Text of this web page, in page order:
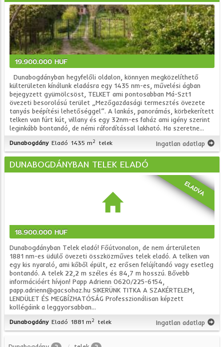
19.900.000 HUF
Dunabogdányban hegyfelőli oldalon, könnyen megközelíthető
külterületen kínálunk eladásra egy 1435 nm-es, művelési ágban
bejegyzett gyümölcsöst, TELKET ami pontosabban Má-Szt1
övezeti besorolású terület „Mezőgazdasági termesztés övezete
tanyás beépítési lehetőséggel”. A lankás, panorámás, körbekerített
telken van fúrt kút, villany és egy 32nm-es faház ami igény szerint
leginkább bontandó, de némi ráfordítással lakható. Ha szeretne...
Dunabogdány Eladó 1435 m2 telek Ingatlan adatlap
DUNABOGDÁNYBAN TELEK ELADÓ
ELADVA
18.900.000 HUF
Dunabogdányban Telek eladó! Főútvonalon, de nem árterületen
1881 nm-es üdülő övezeti összközműves telek eladó. A telken van
egy kis nyaraló, ami kőből épült, ez erősen felújítandó vagy esetleg
bontandó. A telek 22,2 m széles és 84,7 m hosszú. Bővebb
információért hívjon! Papp Adrienn 0620/225-6154,
papp.adrienn@gacsohaz.hu SIKERÜNK TITKA A SZAKÉRTELEM,
LENDÜLET ÉS MEGBÍZHATÓSÁG Professzionálisan képzett
kollégáink a leggyorsabban...
Dunabogdány Eladó 1881 m2 telek Ingatlan adatlap